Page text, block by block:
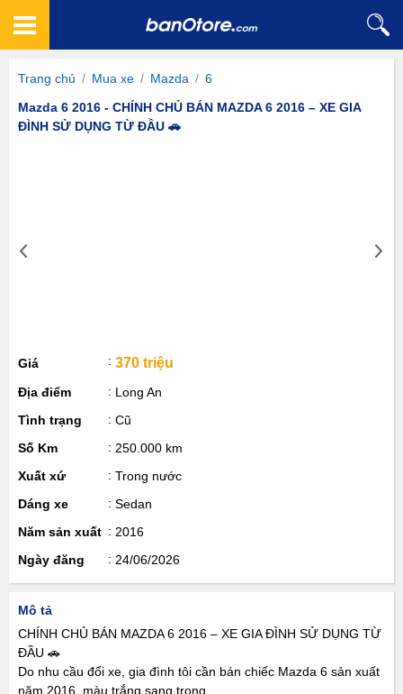
Trang chủ / Mua xe / Mazda / 6
Mazda 6 2016 - CHÍNH CHỦ BÁN MAZDA 6 2016 – XE GIA
ĐÌNH SỬ DỤNG TỪ ĐẦU 🚗
Giá 370 triệu
Địa điểm
Long An
Tình trạng
Cũ
Số Km
250.000 km
Xuất xứ
Trong nước
Dáng xe
Sedan
Năm sản xuất
2016
Ngày đăng
24/06/2026
Mô tả
CHÍNH CHỦ BÁN MAZDA 6 2016 – XE GIA ĐÌNH SỬ DỤNG TỪ
ĐẦU 🚗
Do nhu cầu đổi xe, gia đình tôi cần bán chiếc Mazda 6 sản xuất
năm 2016, màu trắng sang trọng.